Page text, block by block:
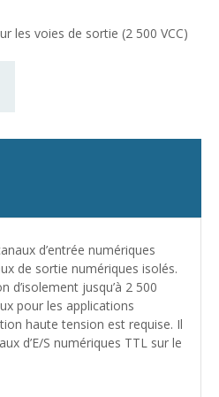
les voies de sortie (2 500 VCC)
d’entrée numériques
de sortie numériques isolés.
d’isolement jusqu’à 2 500
pour les applications
haute tension est requise. Il
d’E/S numériques TTL sur le